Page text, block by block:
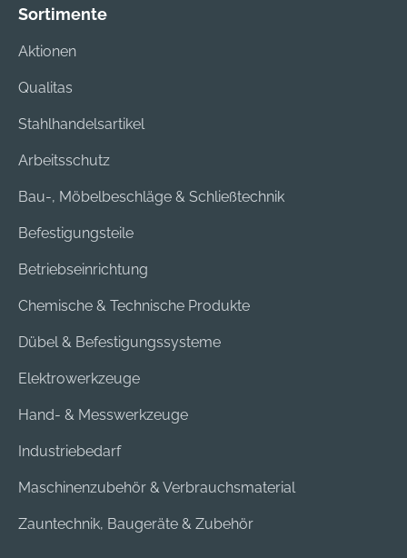
Sortimente
Aktionen
Qualitas
Stahlhandelsartikel
Arbeitsschutz
Bau-, Möbelbeschläge & Schließtechnik
Befestigungsteile
Betriebseinrichtung
Chemische & Technische Produkte
Dübel & Befestigungssysteme
Elektrowerkzeuge
Hand- & Messwerkzeuge
Industriebedarf
Maschinenzubehör & Verbrauchsmaterial
Zauntechnik, Baugeräte & Zubehör